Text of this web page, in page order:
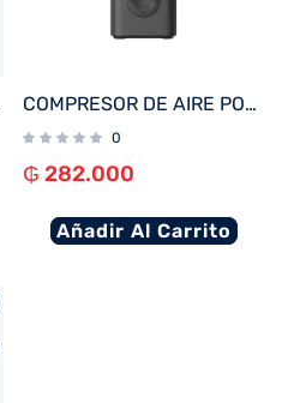
COMPRESOR DE AIRE PORTATIL XIAOMI ELECTRIC 2 150PSI/2000MAH BHR7112GL
0
₲ 282.000
Añadir Al Carrito